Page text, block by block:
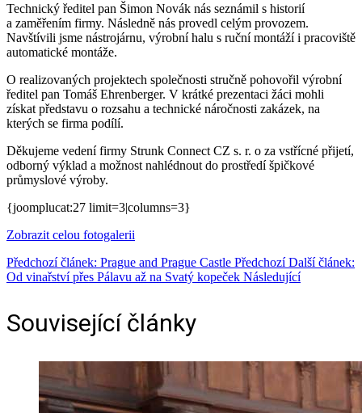
Technický ředitel pan Šimon Novák nás seznámil s historií
a zaměřením firmy. Následně nás provedl celým provozem.
Navštívili jsme nástrojárnu, výrobní halu s ruční montáží i pracoviště
automatické montáže.
O realizovaných projektech společnosti stručně pohovořil výrobní
ředitel pan Tomáš Ehrenberger. V krátké prezentaci žáci mohli
získat představu o rozsahu a technické náročnosti zakázek, na
kterých se firma podílí.
Děkujeme vedení firmy Strunk Connect CZ s. r. o za vstřícné přijetí,
odborný výklad a možnost nahlédnout do prostředí špičkové
průmyslové výroby.
{joomplucat:27 limit=3|columns=3}
Zobrazit celou fotogalerii
Předchozí článek: Prague and Prague Castle Předchozí Další článek:
Od vinařství přes Pálavu až na Svatý kopeček Následující
Související články